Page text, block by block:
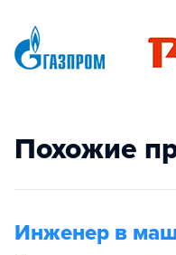
Похожие
Инженер в